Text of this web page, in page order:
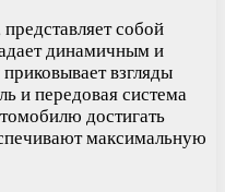
собой
динамичным и
взгляды
и передовая система
достигать
максимальную